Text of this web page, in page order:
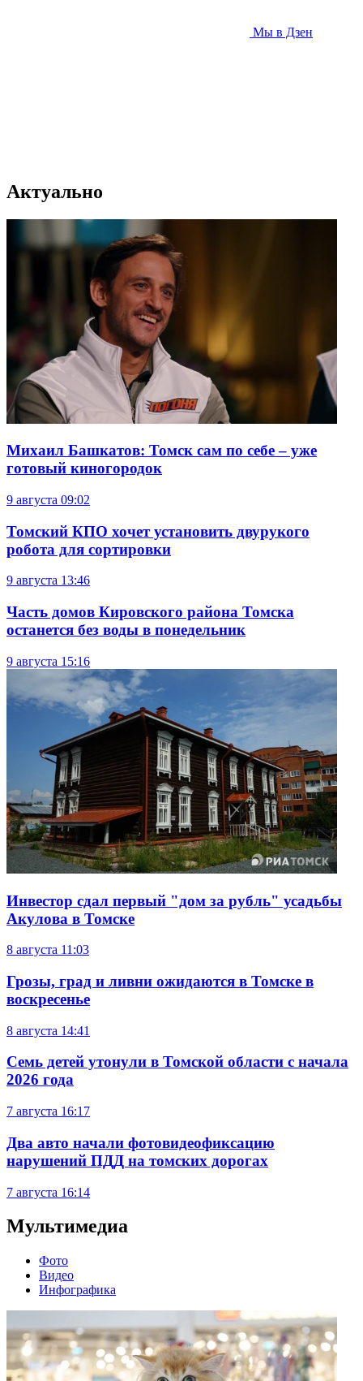
Мы в Дзен
Актуально
Михаил Башкатов: Томск сам по себе – уже
готовый киногородок
9 августа 09:02
Томский КПО хочет установить двурукого
робота для сортировки
9 августа 13:46
Часть домов Кировского района Томска
останется без воды в понедельник
9 августа 15:16
Инвестор сдал первый "дом за рубль" усадьбы
Акулова в Томске
8 августа 11:03
Грозы, град и ливни ожидаются в Томске в
воскресенье
8 августа 14:41
Семь детей утонули в Томской области с начала
2026 года
7 августа 16:17
Два авто начали фотовидеофиксацию
нарушений ПДД на томских дорогах
7 августа 16:14
Мультимедиа
Фото
Видео
Инфографика